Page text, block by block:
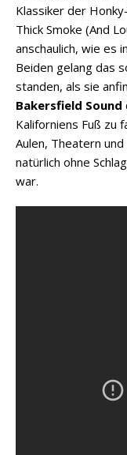
Klassiker der
Thick Smoke (And
anschaulich, wie es
Beiden gelang das
standen, als sie
Bakersfield Sound
Kaliforniens Fuß zu
Aulen, Theatern
natürlich ohne
war.